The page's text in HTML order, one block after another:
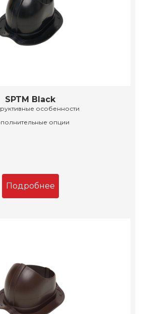
SPTM Black
особенности
опции
Подробнее